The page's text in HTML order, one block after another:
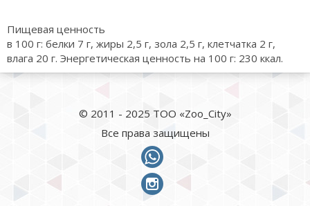
Пищевая ценность
в 100 г: белки 7 г, жиры 2,5 г, зола 2,5 г, клетчатка 2 г,
влага 20 г. Энергетическая ценность на 100 г: 230 ккал.
© 2011 - 2025 ТОО «Zoo_City»
Все права защищены
instagram